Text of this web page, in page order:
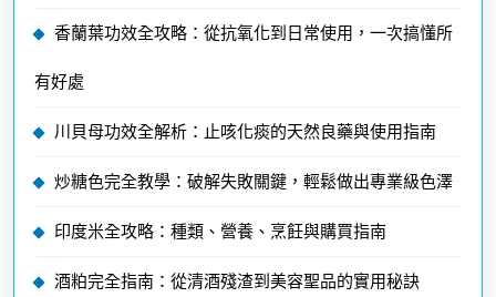
香蘭葉功效全攻略：從抗氧化到日常使用，一次搞懂所
有好處
川貝母功效全解析：止咳化痰的天然良藥與使用指南
炒糖色完全教學：破解失敗關鍵，輕鬆做出專業級色澤
印度米全攻略：種類、營養、烹飪與購買指南
酒粕完全指南：從清酒殘渣到美容聖品的實用秘訣